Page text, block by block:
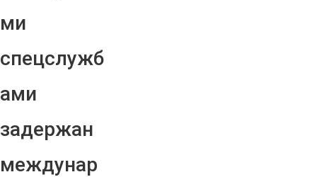
ми
спецслужб
ами
задержан
междунар